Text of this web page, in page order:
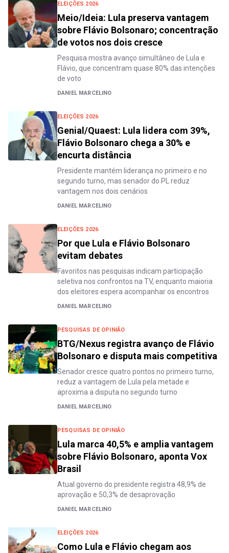
ELEIÇÕES 2026
Meio/Ideia: Lula preserva vantagem
sobre Flávio Bolsonaro; concentração
de votos nos dois cresce
Pesquisa mostra avanço simultâneo de Lula e
Flávio, que concentram quase 80% das intenções
de voto
DANIEL MARCELINO
ELEIÇÕES 2026
Genial/Quaest: Lula lidera com 39%,
Flávio Bolsonaro chega a 30% e
encurta distância
Presidente mantém liderança no primeiro e no
segundo turno, mas senador do PL reduz
vantagem nos dois cenários
DANIEL MARCELINO
ELEIÇÕES 2026
Por que Lula e Flávio Bolsonaro
evitam debates
Favoritos nas pesquisas indicam participação
seletiva nos confrontos na TV, enquanto maioria
dos eleitores espera acompanhar os encontros
DANIEL MARCELINO
PESQUISAS DE OPINIÃO
BTG/Nexus registra avanço de Flávio
Bolsonaro e disputa mais competitiva
Senador cresce quatro pontos no primeiro turno,
reduz a vantagem de Lula pela metade e
aproxima a disputa no segundo turno
DANIEL MARCELINO
PESQUISAS DE OPINIÃO
Lula marca 40,5% e amplia vantagem
sobre Flávio Bolsonaro, aponta Vox
Brasil
Atual governo do presidente registra 48,9% de
aprovação e 50,3% de desaprovação
DANIEL MARCELINO
ELEIÇÕES 2026
Como Lula e Flávio chegam aos